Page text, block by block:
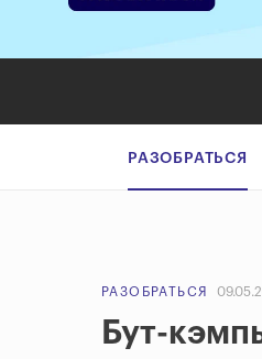
РАЗОБРАТЬСЯ
РАЗОБРАТЬСЯ
Бут-